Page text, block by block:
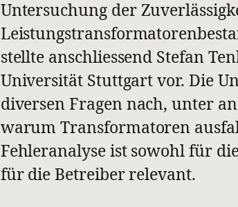
Untersuchung der
stellte anschliessend Stefan
Universität Stuttgart vor. Die
diversen Fragen nach, unter
warum Transformatoren
Fehleranalyse ist sowohl für
für die Betreiber relevant.